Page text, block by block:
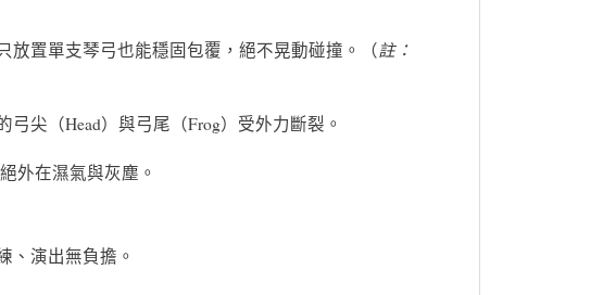
放置單支琴弓也能穩固包覆，絕不晃動碰撞。（註：
尖（Head）與弓尾（Frog）受外力斷裂。
外在濕氣與灰塵。
、演出無負擔。